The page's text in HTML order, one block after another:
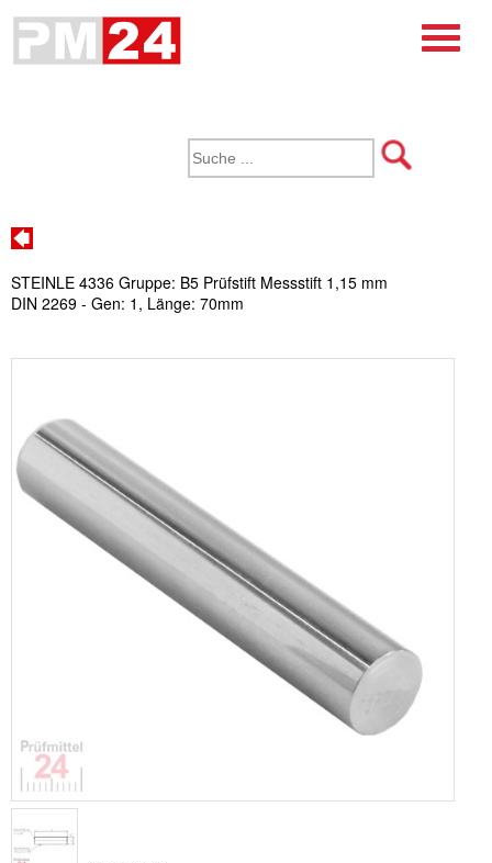
STEINLE 4336 Gruppe: B5 Prüfstift Messstift 1,15 mm
DIN 2269 - Gen: 1, Länge: 70mm